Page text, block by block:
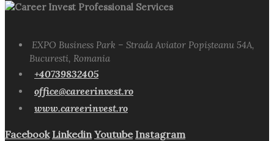
Career Invest Professional Services
EXPO Business Park – Strada Aviator Popișteanu 54A,
Bucuresti, Romania
+40739832405
office@careerinvest.ro
www.careerinvest.ro
Facebook Linkedin Youtube Instagram